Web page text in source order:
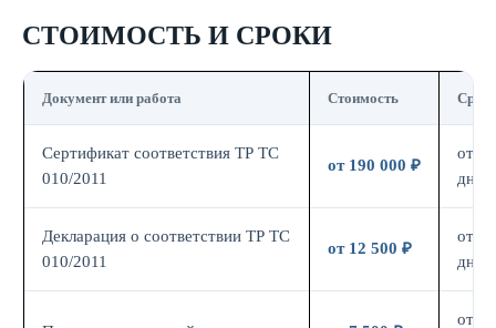
СТОИМОСТЬ И СРОКИ
Документ или работа Стоимость Срок
Сертификат соответствия ТР ТС
010/2011
от 190 000 ₽
от 14
дн.
Декларация о соответствии ТР ТС
010/2011
от 12 500 ₽
от 7
дн.
от 7